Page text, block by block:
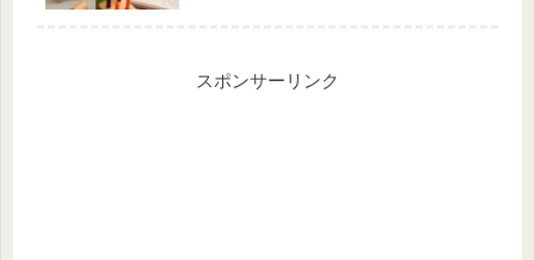
スポンサーリンク